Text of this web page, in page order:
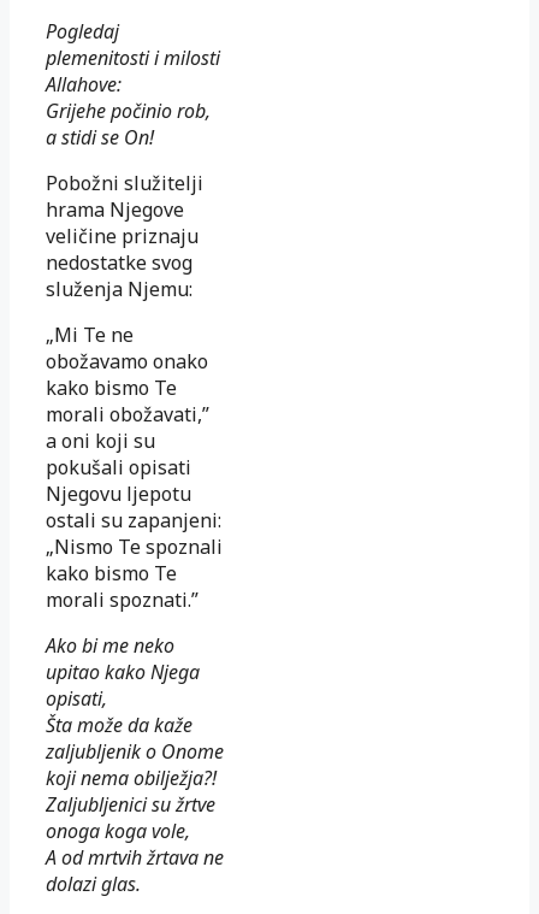
Pogledaj
plemenitosti i milosti
Allahove:
Grijehe počinio rob,
a stidi se On!
Pobožni služitelji
hrama Njegove
veličine priznaju
nedostatke svog
služenja Njemu:
„Mi Te ne
obožavamo onako
kako bismo Te
morali obožavati,”
a oni koji su
pokušali opisati
Njegovu ljepotu
ostali su zapanjeni:
„Nismo Te spoznali
kako bismo Te
morali spoznati.”
Ako bi me neko
upitao kako Njega
opisati,
Šta može da kaže
zaljubljenik o Onome
koji nema obilježja?!
Zaljubljenici su žrtve
onoga koga vole,
A od mrtvih žrtava ne
dolazi glas.